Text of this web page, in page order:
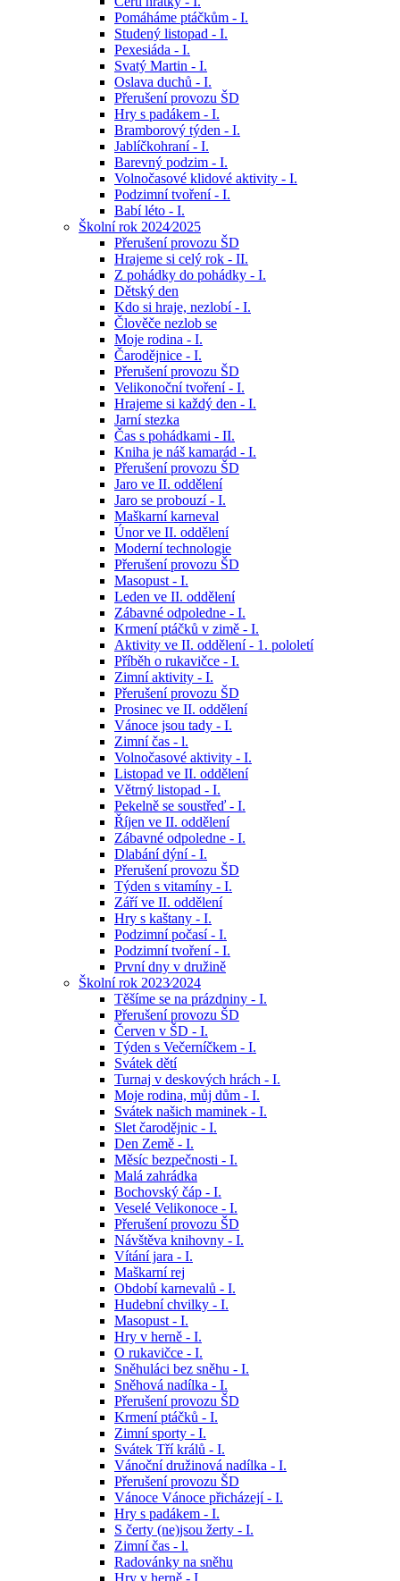
Pomáháme ptáčkům - I.
Studený listopad - I.
Pexesiáda - I.
Svatý Martin - I.
Oslava duchů - I.
Přerušení provozu ŠD
Hry s padákem - I.
Bramborový týden - I.
Jablíčkohraní - I.
Barevný podzim - I.
Volnočasové klidové aktivity - I.
Podzimní tvoření - I.
Babí léto - I.
Školní rok 2024⁄2025
Přerušení provozu ŠD
Hrajeme si celý rok - II.
Z pohádky do pohádky - I.
Dětský den
Kdo si hraje, nezlobí - I.
Člověče nezlob se
Moje rodina - I.
Čarodějnice - I.
Přerušení provozu ŠD
Velikonoční tvoření - I.
Hrajeme si každý den - I.
Jarní stezka
Čas s pohádkami - II.
Kniha je náš kamarád - I.
Přerušení provozu ŠD
Jaro ve II. oddělení
Jaro se probouzí - I.
Maškarní karneval
Únor ve II. oddělení
Moderní technologie
Přerušení provozu ŠD
Masopust - I.
Leden ve II. oddělení
Zábavné odpoledne - I.
Krmení ptáčků v zimě - I.
Aktivity ve II. oddělení - 1. pololetí
Příběh o rukavičce - I.
Zimní aktivity - I.
Přerušení provozu ŠD
Prosinec ve II. oddělení
Vánoce jsou tady - I.
Zimní čas - l.
Volnočasové aktivity - I.
Listopad ve II. oddělení
Větrný listopad - I.
Pekelně se soustřeď - I.
Říjen ve II. oddělení
Zábavné odpoledne - I.
Dlabání dýní - I.
Přerušení provozu ŠD
Týden s vitamíny - I.
Září ve II. oddělení
Hry s kaštany - I.
Podzimní počasí - I.
Podzimní tvoření - I.
První dny v družině
Školní rok 2023⁄2024
Těšíme se na prázdniny - I.
Přerušení provozu ŠD
Červen v ŠD - I.
Týden s Večerníčkem - I.
Svátek dětí
Turnaj v deskových hrách - I.
Moje rodina, můj dům - I.
Svátek našich maminek - I.
Slet čarodějnic - I.
Den Země - I.
Měsíc bezpečnosti - I.
Malá zahrádka
Bochovský čáp - I.
Veselé Velikonoce - I.
Přerušení provozu ŠD
Návštěva knihovny - I.
Vítání jara - I.
Maškarní rej
Období karnevalů - I.
Hudební chvilky - I.
Masopust - I.
Hry v herně - I.
O rukavičce - I.
Sněhuláci bez sněhu - I.
Sněhová nadílka - I.
Přerušení provozu ŠD
Krmení ptáčků - I.
Zimní sporty - I.
Svátek Tří králů - I.
Vánoční družinová nadílka - I.
Přerušení provozu ŠD
Vánoce Vánoce přicházejí - I.
Hry s padákem - I.
S čerty (ne)jsou žerty - I.
Zimní čas - l.
Radovánky na sněhu
Hry v herně - I.